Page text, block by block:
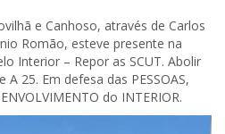
e Canhoso, através de Carlos
Romão, esteve presente na
Interior – Repor as SCUT. Abolir
25. Em defesa das PESSOAS,
do INTERIOR.